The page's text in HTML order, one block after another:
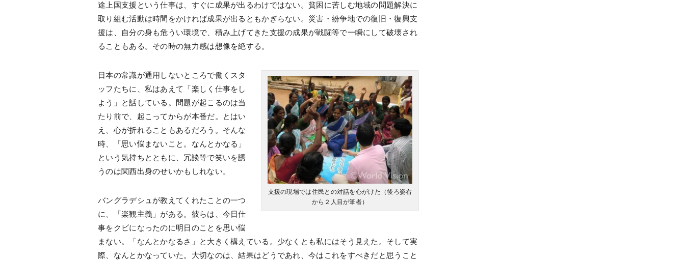
途上国支援という仕事は、すぐに成果が出るわけではない。貧困に苦しむ地域の問題解決に
取り組む活動は時間をかければ成果が出るともかぎらない。災害・紛争地での復旧・復興支
援は、自分の身も危うい環境で、積み上げてきた支援の成果が戦闘等で一瞬にして破壊され
ることもある。その時の無力感は想像を絶する。
支援の現場では住民との対話を心がけた（後ろ姿右
から２人目が筆者）
日本の常識が通用しないところで働くスタ
ッフたちに、私はあえて「楽しく仕事をし
よう」と話している。問題が起こるのは当
たり前で、起こってからが本番だ。とはい
え、心が折れることもあるだろう。そんな
時、「思い悩まないこと。なんとかなる」
という気持ちとともに、冗談等で笑いを誘
うのは関西出身のせいかもしれない。
バングラデシュが教えてくれたことの一つ
に、「楽観主義」がある。彼らは、今日仕
事をクビになったのに明日のことを思い悩
まない。「なんとかなるさ」と大きく構えている。少なくとも私にはそう見えた。そして実
際、なんとかなっていた。大切なのは、結果はどうであれ、今はこれをすべきだと思うこと